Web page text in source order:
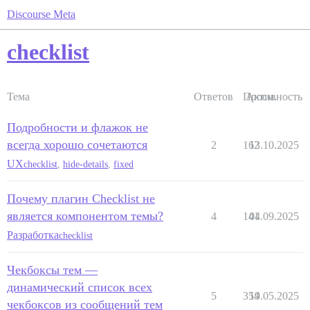
Discourse Meta
checklist
Тема Ответов Просм.
Активность
Подробности и флажок не
всегда хорошо сочетаются
UXchecklist hide-details fixed
2 162
13.10.2025
Почему плагин Checklist не
является компонентом темы?
Разработкаchecklist
4 141
04.09.2025
Чекбоксы тем —
динамический список всех
чекбоксов из сообщений тем
5 354
19.05.2025